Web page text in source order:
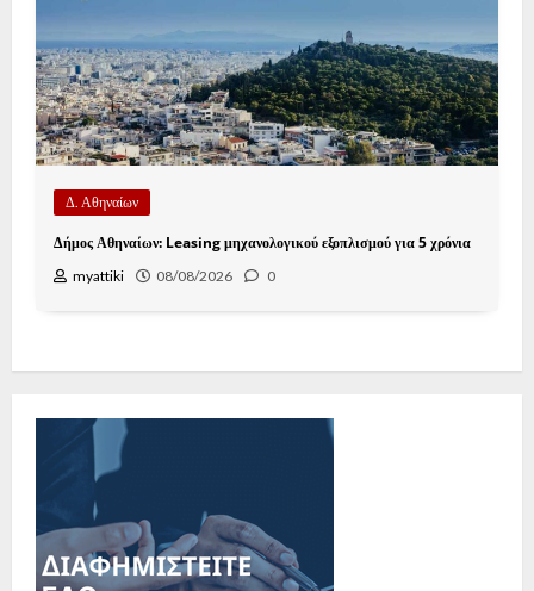
Δ. Αθηναίων
Δήμος Αθηναίων: Leasing μηχανολογικού εξοπλισμού για 5 χρόνια
myattiki 08/08/2026 0